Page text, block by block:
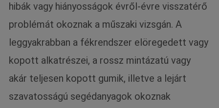
hibák vagy hiányosságok évről-évre visszatérő
problémát okoznak a műszaki vizsgán. A
leggyakrabban a fékrendszer elöregedett vagy
kopott alkatrészei, a rossz mintázatú vagy
akár teljesen kopott gumik, illetve a lejárt
szavatosságú segédanyagok okoznak